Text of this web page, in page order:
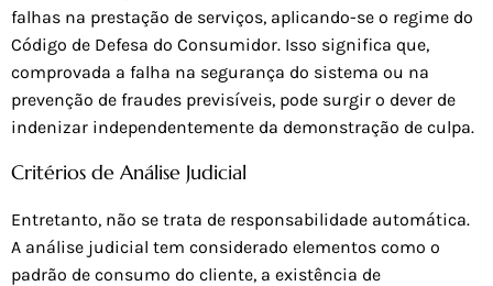
falhas na prestação de serviços, aplicando-se o regime do
Código de Defesa do Consumidor. Isso significa que,
comprovada a falha na segurança do sistema ou na
prevenção de fraudes previsíveis, pode surgir o dever de
indenizar independentemente da demonstração de culpa.
Critérios de Análise Judicial
Entretanto, não se trata de responsabilidade automática.
A análise judicial tem considerado elementos como o
padrão de consumo do cliente, a existência de